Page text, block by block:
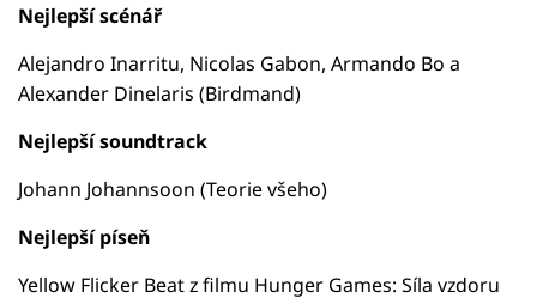
Nejlepší scénář
Alejandro Inarritu, Nicolas Gabon, Armando Bo a
Alexander Dinelaris (Birdmand)
Nejlepší soundtrack
Johann Johannsoon (Teorie všeho)
Nejlepší píseň
Yellow Flicker Beat z filmu Hunger Games: Síla vzdoru